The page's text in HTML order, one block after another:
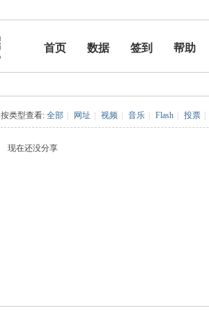
首页 数据 签到
帮助
帮助
按类型查看: 全部 网址 视频 音乐 Flash 投票
现在还没分享